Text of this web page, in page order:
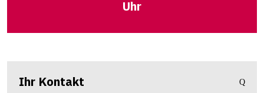
Uhr
Ihr Kontakt